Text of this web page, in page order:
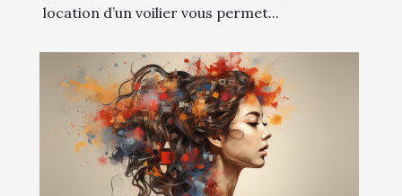
location d’un voilier vous permet...